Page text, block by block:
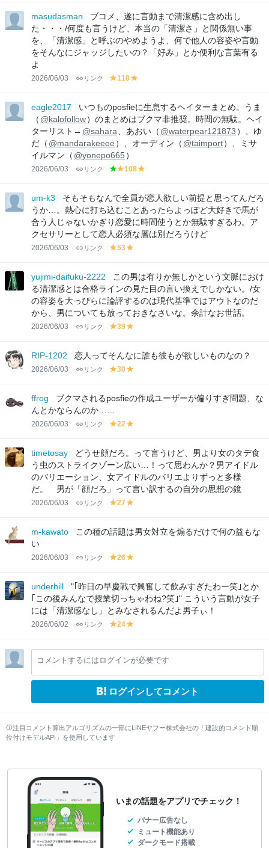
lo
w
lo
masudasman
ブコメ、遂に言動まで清潔感に含め出し
た・・・/何度も言うけど、本当の「清潔さ」と関係無い事
を、「清潔感」と呼ぶのやめようよ、何で他人の容姿や言動
をそんなにジャッジしたいの？「好み」とか便利な言葉有る
よ
2026/06/03 リンク
y
lo
w
118
lo
w
eagle2017
いつものposfieに生息するヘイターまとめ。うま
（ @kalofollow ）のまとめはブクマ非推奨。時間の無駄。ヘイ
ターリスト→ @sahara 、あおい（ @waterpear121873 ）、ゆ
だ（ @mandarakeeee ）、オーディン（ @taimport ）、ミサ
イルマン（ @yonepo665 ）
2026/06/03 リンク
g
e
e
n
y
lo
w
108
lo
w
um-k3
そもそもなんで全員が恋人欲しい前提と思ってんだろ
うか…。熱心に打ち込むことあったらよっぽど大好きで馬が
合う人じゃないかぎり恋愛に時間使うとか無駄すぎるわ。ア
クセサリーとして恋人必須な層は別だろうけど
2026/06/03 リンク
y
lo
w
53
lo
w
yujimi-daifuku-2222
この男は有りか無しかという文脈におけ
る清潔感とは合格ラインの見た目の言い換えでしかない。/女
の容姿を大っぴらに論評するのは現代基準ではアウトなのだ
から、男についても放っておきなさいな。余計なお世話。
2026/06/03 リンク
y
lo
w
39
lo
w
RIP-1202 恋人ってそんなに誰も彼もが欲しいものなの？
2026/06/03 リンク
y
lo
30
lo
ffrog
ブクマされるposfieの作成ユーザーが偏りすぎ問題、な
んとかならんのか……
2026/06/03 リンク
y
lo
22
w
timetosay
どうせ顔だろ。って言うけど、男より女のタデ食
う虫のストライクゾーン広い…！って思わんか？男アイドル
のバリエーション、女アイドルのバリエよりずっと多様
だ。 男が「顔だろ」って言い訳するの自分の思想の鏡
2026/06/03 リンク
y
lo
27
lo
m-kawato
この種の話題は男女対立を煽るだけで何の益もな
い
2026/06/03 リンク
y
lo
w
26
lo
w
underhill
"｢昨日の早慶戦で興奮して飲みすぎたわー笑｣とか
｢この後みんなで授業切っちゃわね?笑｣" こういう言動が女子
には「清潔感なし」とみなされるんだよ男子ぃ！
2026/06/02 リンク
y
lo
w
24
lo
w
コメントするにはログインが必要です
ログインしてコメント
注目コメント算出アルゴリズムの一部にLINEヤフー株式会社の「建設的コメント順
位付けモデルAPI」を使用しています
いまの話題をアプリでチェック！
バナー広告なし
ミュート機能あり
ダークモード搭載